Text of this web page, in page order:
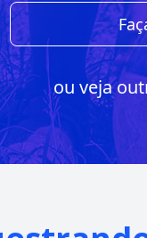
ou veja